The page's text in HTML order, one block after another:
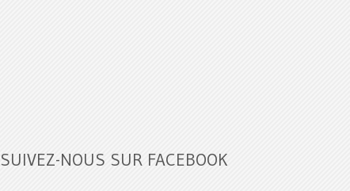
SUIVEZ-NOUS SUR FACEBOOK